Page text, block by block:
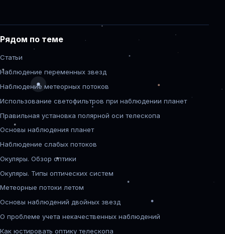
Рядом по теме
Статьи
Наблюдение переменных звезд
Наблюдение метеорных потоков
Использование светофильтров при наблюдении планет
Правильная установка полярной оси телескопа
Основы наблюдения планет
Наблюдение слабых потоков
Окуляры. Обзор оптики
Окуляры. Типы оптических систем
Метеорные потоки летом
Основы наблюдений двойных звезд
О проблеме учета некачественных наблюдений
Как юстировать оптику телескопа